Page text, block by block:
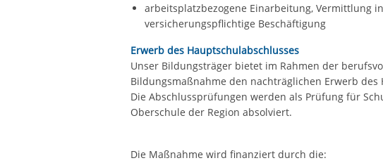
arbeitsplatzbezogene Einarbeitung, Vermittlung
versicherungspflichtige Beschäftigung
Erwerb des Hauptschulabschlusses
Unser Bildungsträger bietet im Rahmen der
Bildungsmaßnahme den nachträglichen Erwerb des
Die Abschlussprüfungen werden als Prüfung für
Oberschule der Region absolviert.
Die Maßnahme wird finanziert durch die: